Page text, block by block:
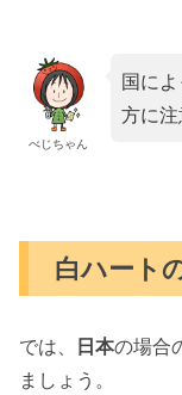
べじちゃん
国に
方に注
白ハート
では、 日本の場合
ましょう。